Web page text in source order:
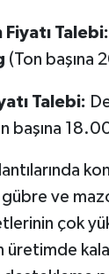
Fiyatı Talebi:
(Ton başına
Talebi:
başına
gübre ve
çok
üretimde